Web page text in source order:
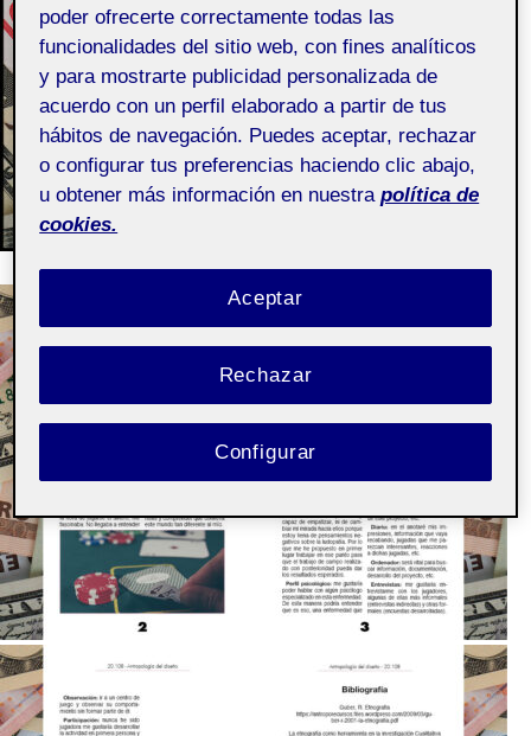
poder ofrecerte correctamente todas las
funcionalidades del sitio web, con fines analíticos
y para mostrarte publicidad personalizada de
acuerdo con un perfil elaborado a partir de tus
hábitos de navegación. Puedes aceptar, rechazar
o configurar tus preferencias haciendo clic abajo,
u obtener más información en nuestra política de
cookies.
Rechazar
Aceptar
Configurar